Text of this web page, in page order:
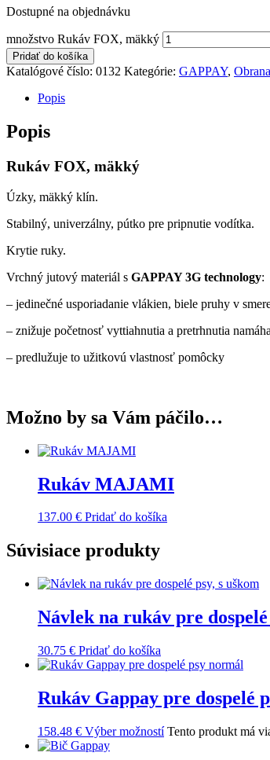
Dostupné na objednávku
množstvo Rukáv FOX, mäkký
Pridať do košíka
Katalógové číslo: 0132 Kategórie: GAPPAY, Obrana
Popis
Popis
Rukáv FOX, mäkký
Úzky, mäkký klín.
Stabilný, univerzálny, pútko pre pripnutie vodítka.
Krytie ruky.
Vrchný jutový materiál s GAPPAY 3G technology:
– jedinečné usporiadanie vlákien, biele pruhy v
– znižuje početnosť vyttiahnutia a pretrhnutia
– predlužuje to užitkovú vlastnosť pomôcky
Možno by sa Vám páčilo…
Rukáv MAJAMI
137.00 € Pridať do košíka
Súvisiace produkty
Návlek na rukáv pre dospelé
30.75 € Pridať do košíka
Rukáv Gappay pre dospelé
158.48 € Výber možností Tento produkt má